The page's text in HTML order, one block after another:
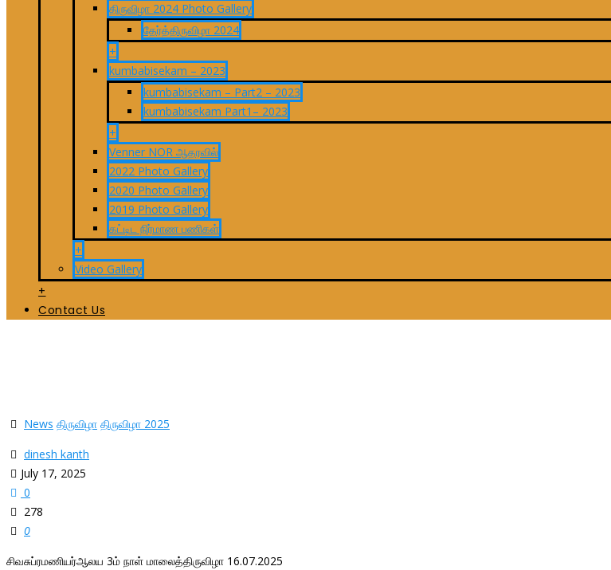
திருவிழா 2024 Photo Gallery
தேர்த்திருவிழா 2024
+
kumbabisekam – 2023
kumbabisekam – Part2 – 2023
kumbabisekam Part1– 2023
+
Venner NOR ஆதரவில்
2022 Photo Gallery
2020 Photo Gallery
2019 Photo Gallery
கட்டிட நிர்மாண பணிகள்
+
Video Gallery
+
Contact Us
News திருவிழா திருவிழா 2025
dinesh kanth
July 17, 2025
0
278
0
சிவசுப்ரமணியர்ஆலய 3ம் நாள் மாலைத்திருவிழா 16.07.2025